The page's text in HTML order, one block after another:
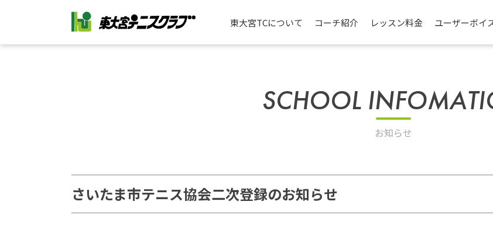
東大宮TCについて コーチ紹介 レッスン料金 ユーザーボイ
SCHOOL
お知らせ
さいたま市テニス協会二次登録のお知らせ